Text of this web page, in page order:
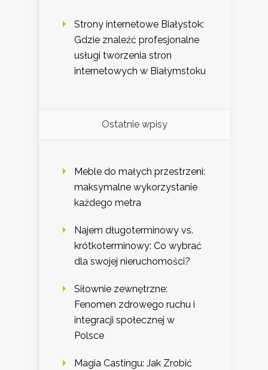
Strony internetowe Białystok:
Gdzie znaleźć profesjonalne
usługi tworzenia stron
internetowych w Białymstoku
Ostatnie wpisy
Meble do małych przestrzeni:
maksymalne wykorzystanie
każdego metra
Najem długoterminowy vs.
krótkoterminowy: Co wybrać
dla swojej nieruchomości?
Siłownie zewnętrzne:
Fenomen zdrowego ruchu i
integracji społecznej w
Polsce
Magia Castingu: Jak Zrobić